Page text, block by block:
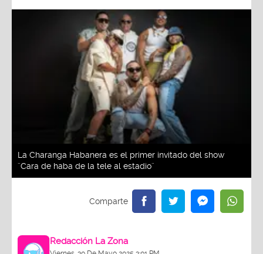
La Charanga Habanera es el primer invitado del show
¨Cara de haba de la tele al estadio¨
Redacción La Zona